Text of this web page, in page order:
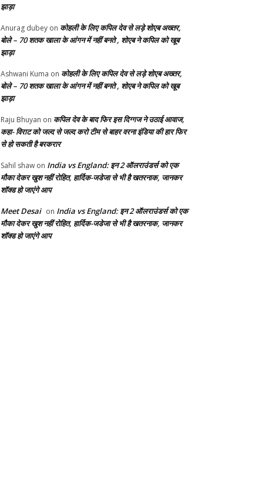
झाड़ा
Anurag dubey on कोहली के लिए कपिल देव से लड़े शोएब अख्तर,
बोले – 70 शतक खाला के आंगन में नहीं बनते , शोएब ने कपिल को खूब
झाड़ा
Ashwani Kuma on कोहली के लिए कपिल देव से लड़े शोएब अख्तर,
बोले – 70 शतक खाला के आंगन में नहीं बनते , शोएब ने कपिल को खूब
झाड़ा
Raju Bhuyan on कपिल देव के बाद फिर इस दिग्गज ने उठाई आवाज,
कहा- विराट को जल्द से जल्द करो टीम से बाहर वरना इंडिया की हार फिर
से हो सकती है बरकरार
Sahil shaw on India vs England: इन 2 ऑलराउंडर्स को एक
मौका देकर खुश नहीं रोहित, हार्दिक-जडेजा से भी है खतरनाक, जानकर
शॉक्ड हो जाएंगे आप
Meet Desai on India vs England: इन 2 ऑलराउंडर्स को एक
मौका देकर खुश नहीं रोहित, हार्दिक-जडेजा से भी है खतरनाक, जानकर
शॉक्ड हो जाएंगे आप